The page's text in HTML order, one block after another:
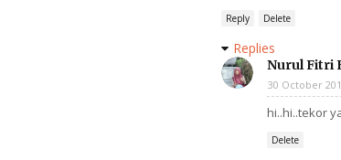
Reply Delete
Replies
Nurul Fitri
30 October
hi..hi..tekor
Delete